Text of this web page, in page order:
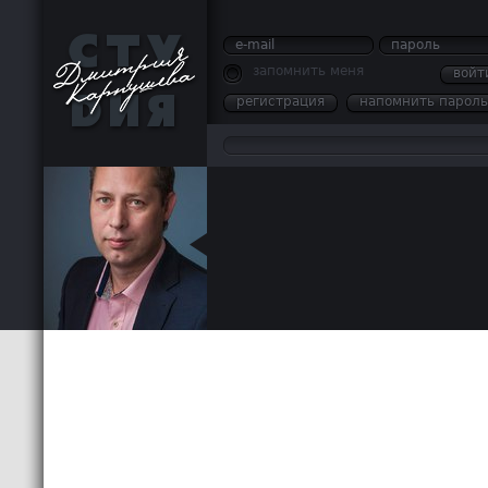
e-mail
пароль
запомнить меня
регистрация
напомнить пароль